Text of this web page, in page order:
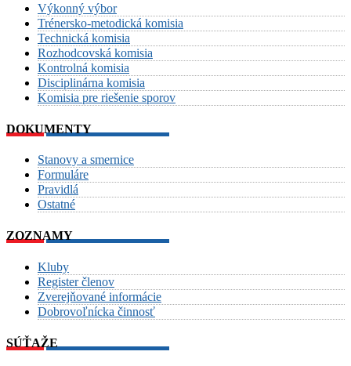
Výkonný výbor
Trénersko-metodická komisia
Technická komisia
Rozhodcovská komisia
Kontrolná komisia
Disciplinárna komisia
Komisia pre riešenie sporov
DOKUMENTY
Stanovy a smernice
Formuláre
Pravidlá
Ostatné
ZOZNAMY
Kluby
Register členov
Zverejňované informácie
Dobrovoľnícka činnosť
SÚŤAŽE